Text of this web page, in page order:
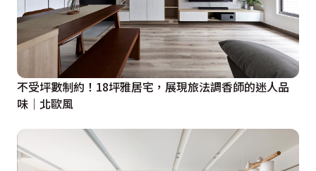
不受坪數制約！18坪雅居宅，展現旅法調香師的迷人品
味│北歐風